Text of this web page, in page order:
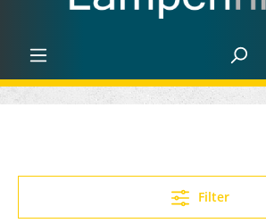
Filter